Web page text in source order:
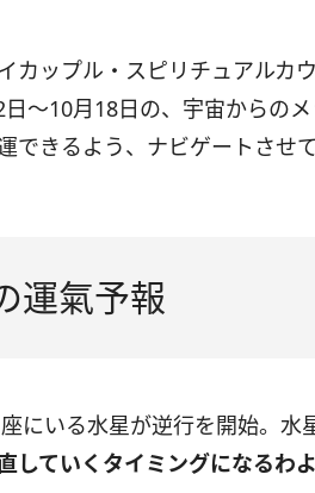
カップル・スピリチュアルカ
〜10月18日の、宇宙からの
できるよう、ナビゲートさせ
運氣予報
にいる水星が逆行を開始。水
していくタイミングになるわよ